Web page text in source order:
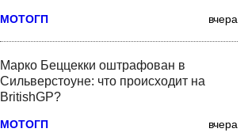
МОТОГП вчера
Марко Беццекки оштрафован в
Сильверстоуне: что происходит на
BritishGP?
МОТОГП вчера